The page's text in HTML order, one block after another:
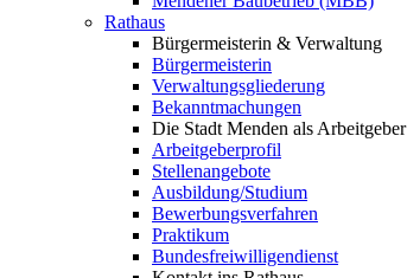
Rathaus
Bürgermeisterin & Verwaltung
Bürgermeisterin
Verwaltungsgliederung
Bekanntmachungen
Die Stadt Menden als Arbeitgeber
Arbeitgeberprofil
Stellenangebote
Ausbildung/Studium
Bewerbungsverfahren
Praktikum
Bundesfreiwilligendienst